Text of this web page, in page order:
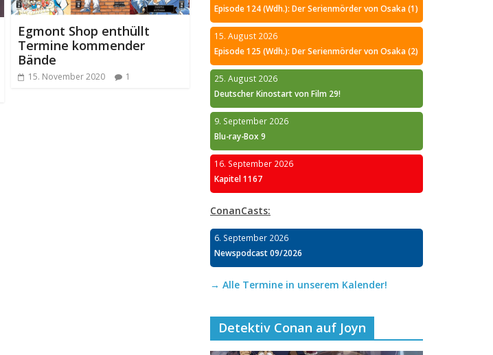
Egmont Shop enthüllt
Termine kommender
Bände
15. November 2020 1
Episode 124 (Wdh.): Der Serienmörder von Osaka (1)
15. August 2026
Episode 125 (Wdh.): Der Serienmörder von Osaka (2)
25. August 2026
Deutscher Kinostart von Film 29!
9. September 2026
Blu-ray-Box 9
16. September 2026
Kapitel 1167
ConanCasts:
6. September 2026
Newspodcast 09/2026
→ Alle Termine in unserem Kalender!
Detektiv Conan auf Joyn